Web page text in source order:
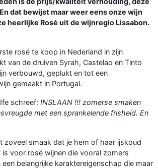
dat bewijst maar weer eens onze wijn
heerlijke Rosé uit de wijnregio Lissabon.
rosé te koop in Nederland in zijn
van de druiven Syrah, Castelao en Tinto
verbouwd, geplukt en tot een
gemaakt in Portugal.
schreef: INSLAAN !!! zomerse smaken
met een sprankelende frisheid. En
zoveel smaak dat je hem of haar ijskoud
is voor rosé wijnen die vooral zomers
belangrijke karaktereigenschap die maar